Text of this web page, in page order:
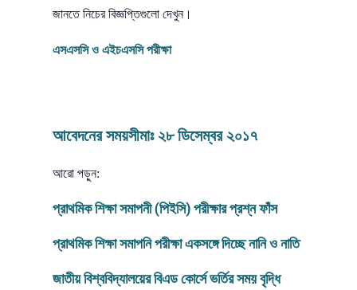
জানতে নিচের বিজ্ঞপ্তিগুলো দেখুন।
এসএসসি ও এইচএসসি পরীক্ষা
আবেদনের সময়সীমাঃ ২৮ ডিসেম্বর ২০১৭
আরো পড়ুন:
প্রাথমিক শিক্ষা সমাপনী (পিইসি) পরীক্ষার প্রশ্ন ফাঁস
প্রাথমিক শিক্ষা সমাপনি পরীক্ষা একসঙ্গে দিচ্ছে নানি ও নাতি
জাতীয় বিশ্ববিদ্যালয়ের বিএড কোর্সে ভর্তির সময় বৃদ্ধি